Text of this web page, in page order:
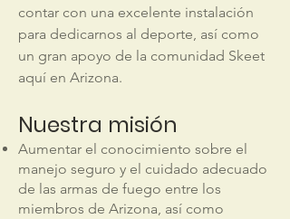
contar con una excelente instalación
para dedicarnos al deporte, así como
un gran apoyo de la comunidad Skeet
aquí en Arizona.
Nuestra misión
Aumentar el conocimiento sobre el
manejo seguro y el cuidado adecuado
de las armas de fuego entre los
miembros de Arizona, así como